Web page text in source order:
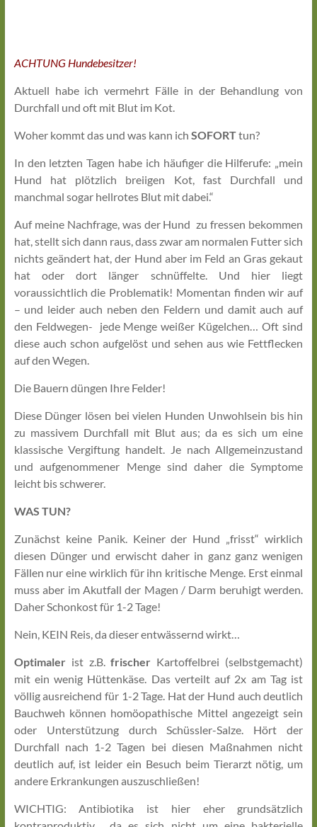
ACHTUNG Hundebesitzer!
Aktuell habe ich vermehrt Fälle in der Behandlung von
Durchfall und oft mit Blut im Kot.
Woher kommt das und was kann ich SOFORTtun?
In den letzten Tagen habe ich häufiger die Hilferufe: „mein
Hund hat plötzlich breiigen Kot, fast Durchfall und
manchmal sogar hellrotes Blut mit dabei.“
Auf meine Nachfrage, was der Hund zu fressen bekommen
hat, stellt sich dann raus, dass zwar am normalen Futter sich
nichts geändert hat, der Hund aber im Feld an Gras gekaut
hat oder dort länger schnüffelte. Und hier liegt
voraussichtlich die Problematik! Momentan finden wir auf
– und leider auch neben den Feldern und damit auch auf
den Feldwegen- jede Menge weißer Kügelchen… Oft sind
diese auch schon aufgelöst und sehen aus wie Fettflecken
auf den Wegen.
Die Bauern düngen Ihre Felder!
Diese Dünger lösen bei vielen Hunden Unwohlsein bis hin
zu massivem Durchfall mit Blut aus; da es sich um eine
klassische Vergiftung handelt. Je nach Allgemeinzustand
und aufgenommener Menge sind daher die Symptome
leicht bis schwerer.
WAS TUN?
Zunächst keine Panik. Keiner der Hund „frisst“ wirklich
diesen Dünger und erwischt daher in ganz ganz wenigen
Fällen nur eine wirklich für ihn kritische Menge. Erst einmal
muss aber im Akutfall der Magen / Darm beruhigt werden.
Daher Schonkost für 1-2 Tage!
Nein, KEIN Reis, da dieser entwässernd wirkt…
Optimalerist z.B.frischer Kartoffelbrei (selbstgemacht)
mit ein wenig Hüttenkäse. Das verteilt auf 2x am Tag ist
völlig ausreichend für 1-2 Tage. Hat der Hund auch deutlich
Bauchweh können homöopathische Mittel angezeigt sein
oder Unterstützung durch Schüssler-Salze. Hört der
Durchfall nach 1-2 Tagen bei diesen Maßnahmen nicht
deutlich auf, ist leider ein Besuch beim Tierarzt nötig, um
andere Erkrankungen auszuschließen!
WICHTIG: Antibiotika ist hier eher grundsätzlich